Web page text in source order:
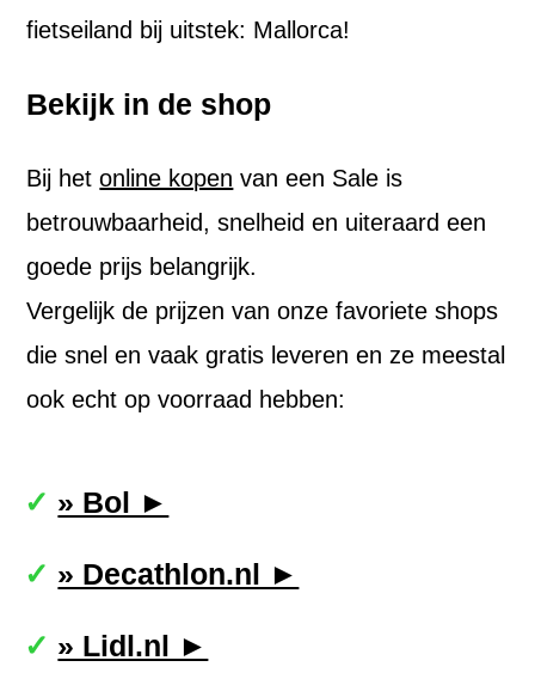
fietseiland bij uitstek: Mallorca!
Bekijk in de shop
Bij hetonline kopen van een Sale is
betrouwbaarheid, snelheid en uiteraard een
goede prijs belangrijk.
Vergelijk de prijzen van onze favoriete shops
die snel en vaak gratis leveren en ze meestal
ook echt op voorraad hebben:
» Bol ►
» Decathlon.nl ►
» Lidl.nl ►